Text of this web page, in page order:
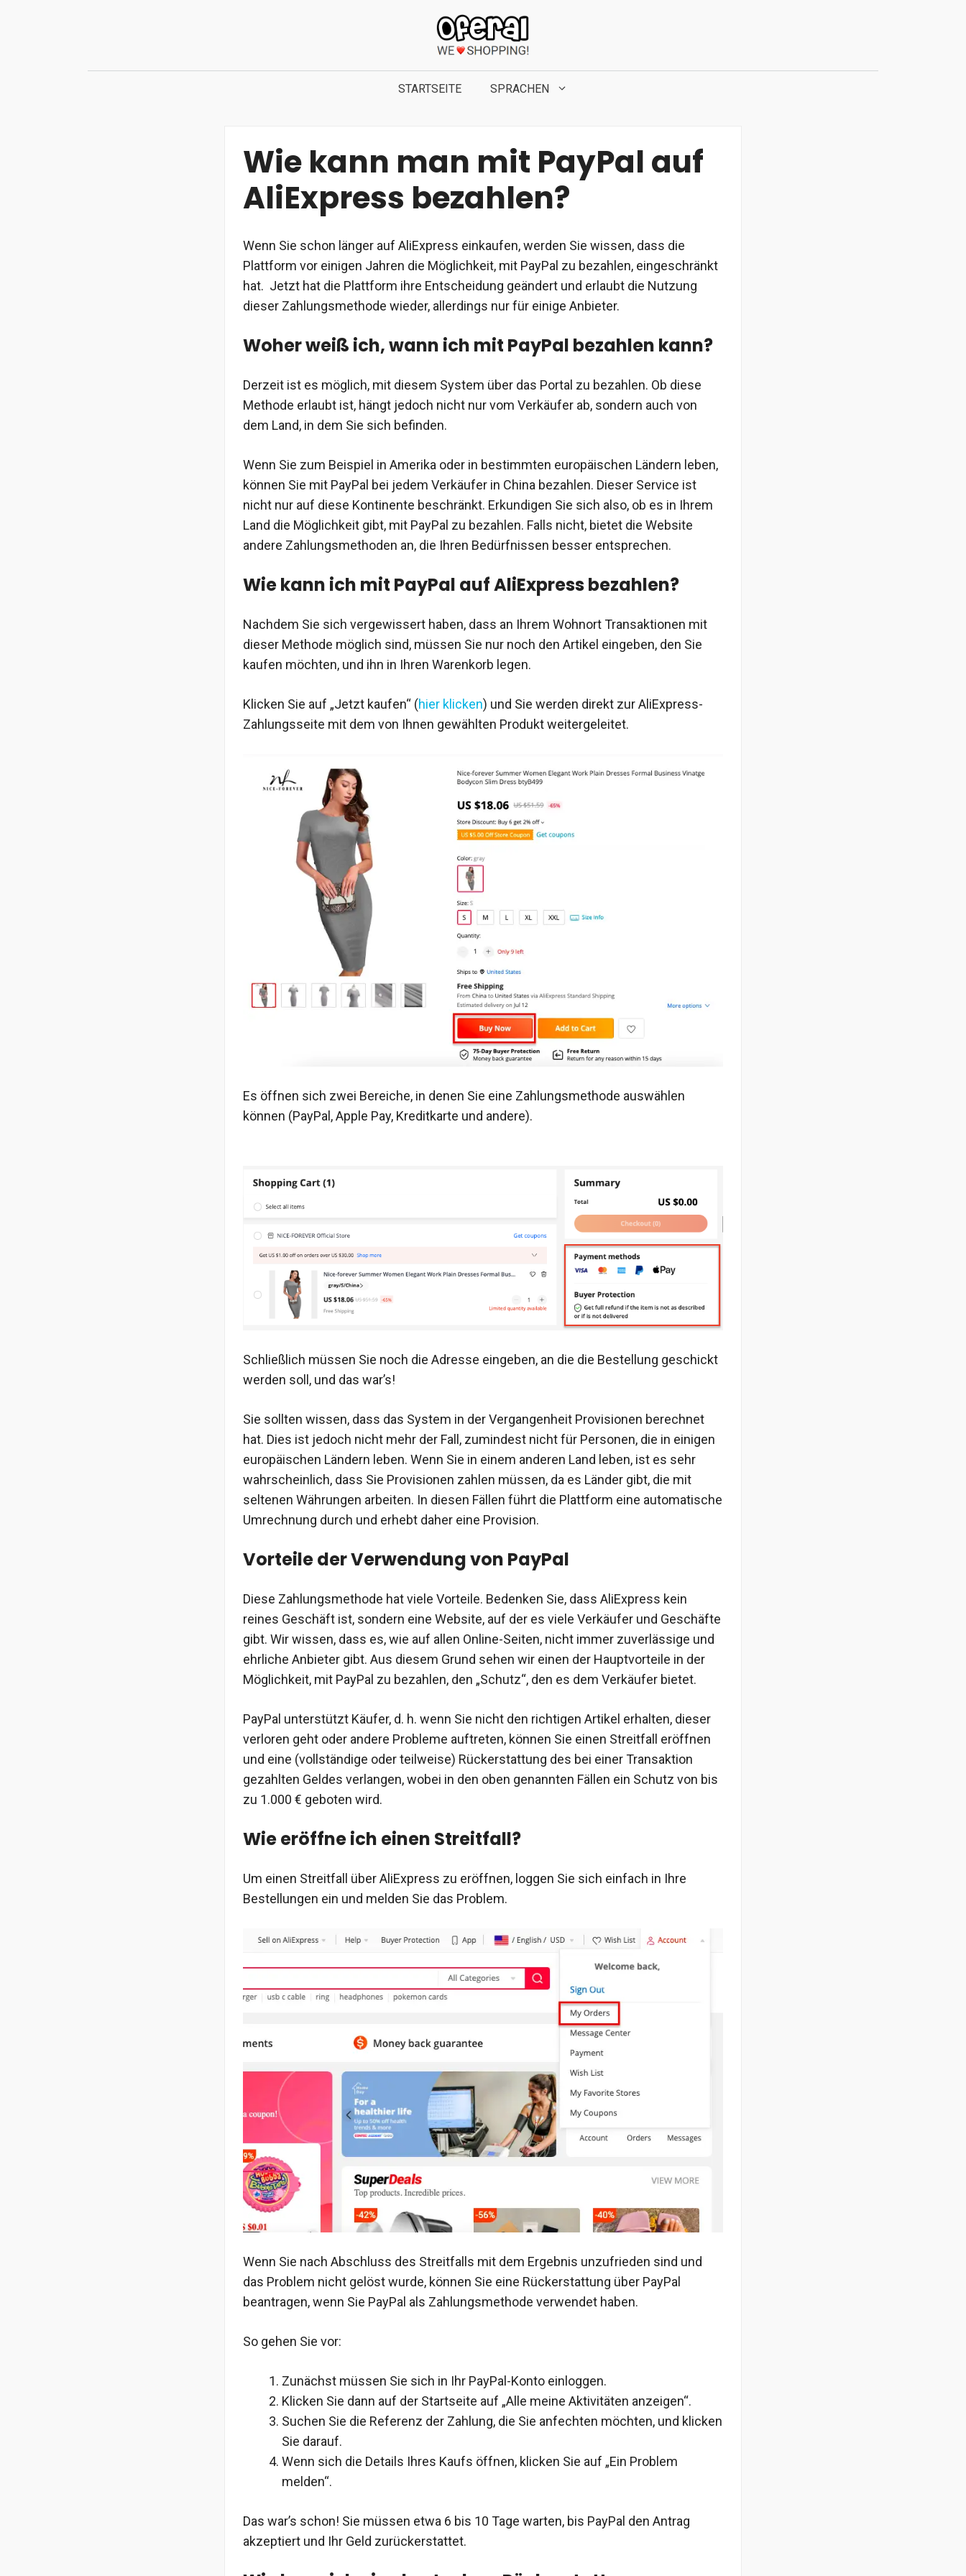
STARTSEITE SPRACHEN
Wie kann man mit PayPal auf
AliExpress bezahlen?
Wenn Sie schon länger auf AliExpress einkaufen, werden Sie wissen, dass die
Plattform vor einigen Jahren die Möglichkeit, mit PayPal zu bezahlen, eingeschränkt
hat. Jetzt hat die Plattform ihre Entscheidung geändert und erlaubt die Nutzung
dieser Zahlungsmethode wieder, allerdings nur für einige Anbieter.
Woher weiß ich, wann ich mit PayPal bezahlen kann?
Derzeit ist es möglich, mit diesem System über das Portal zu bezahlen. Ob diese
Methode erlaubt ist, hängt jedoch nicht nur vom Verkäufer ab, sondern auch von
dem Land, in dem Sie sich befinden.
Wenn Sie zum Beispiel in Amerika oder in bestimmten europäischen Ländern leben,
können Sie mit PayPal bei jedem Verkäufer in China bezahlen. Dieser Service ist
nicht nur auf diese Kontinente beschränkt. Erkundigen Sie sich also, ob es in Ihrem
Land die Möglichkeit gibt, mit PayPal zu bezahlen. Falls nicht, bietet die Website
andere Zahlungsmethoden an, die Ihren Bedürfnissen besser entsprechen.
Wie kann ich mit PayPal auf AliExpress bezahlen?
Nachdem Sie sich vergewissert haben, dass an Ihrem Wohnort Transaktionen mit
dieser Methode möglich sind, müssen Sie nur noch den Artikel eingeben, den Sie
kaufen möchten, und ihn in Ihren Warenkorb legen.
Klicken Sie auf „Jetzt kaufen“ (hier klicken) und Sie werden direkt zur AliExpress-
Zahlungsseite mit dem von Ihnen gewählten Produkt weitergeleitet.
Es öffnen sich zwei Bereiche, in denen Sie eine Zahlungsmethode auswählen
können (PayPal, Apple Pay, Kreditkarte und andere).
Schließlich müssen Sie noch die Adresse eingeben, an die die Bestellung geschickt
werden soll, und das war’s!
Sie sollten wissen, dass das System in der Vergangenheit Provisionen berechnet
hat. Dies ist jedoch nicht mehr der Fall, zumindest nicht für Personen, die in einigen
europäischen Ländern leben. Wenn Sie in einem anderen Land leben, ist es sehr
wahrscheinlich, dass Sie Provisionen zahlen müssen, da es Länder gibt, die mit
seltenen Währungen arbeiten. In diesen Fällen führt die Plattform eine automatische
Umrechnung durch und erhebt daher eine Provision.
Vorteile der Verwendung von PayPal
Diese Zahlungsmethode hat viele Vorteile. Bedenken Sie, dass AliExpress kein
reines Geschäft ist, sondern eine Website, auf der es viele Verkäufer und Geschäfte
gibt. Wir wissen, dass es, wie auf allen Online-Seiten, nicht immer zuverlässige und
ehrliche Anbieter gibt. Aus diesem Grund sehen wir einen der Hauptvorteile in der
Möglichkeit, mit PayPal zu bezahlen, den „Schutz“, den es dem Verkäufer bietet.
PayPal unterstützt Käufer, d. h. wenn Sie nicht den richtigen Artikel erhalten, dieser
verloren geht oder andere Probleme auftreten, können Sie einen Streitfall eröffnen
und eine (vollständige oder teilweise) Rückerstattung des bei einer Transaktion
gezahlten Geldes verlangen, wobei in den oben genannten Fällen ein Schutz von bis
zu 1.000 € geboten wird.
Wie eröffne ich einen Streitfall?
Um einen Streitfall über AliExpress zu eröffnen, loggen Sie sich einfach in Ihre
Bestellungen ein und melden Sie das Problem.
Wenn Sie nach Abschluss des Streitfalls mit dem Ergebnis unzufrieden sind und
das Problem nicht gelöst wurde, können Sie eine Rückerstattung über PayPal
beantragen, wenn Sie PayPal als Zahlungsmethode verwendet haben.
So gehen Sie vor:
Zunächst müssen Sie sich in Ihr PayPal-Konto einloggen.
Klicken Sie dann auf der Startseite auf „Alle meine Aktivitäten anzeigen“.
Suchen Sie die Referenz der Zahlung, die Sie anfechten möchten, und klicken
Sie darauf.
Wenn sich die Details Ihres Kaufs öffnen, klicken Sie auf „Ein Problem
melden“.
Das war’s schon! Sie müssen etwa 6 bis 10 Tage warten, bis PayPal den Antrag
akzeptiert und Ihr Geld zurückerstattet.